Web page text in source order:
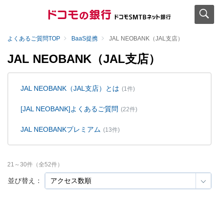
よくあるご質問TOP BaaS提携 JAL NEOBANK（JAL支店）
JAL NEOBANK（JAL支店）
JAL NEOBANK（JAL支店）とは (1件)
[JAL NEOBANK]よくあるご質問 (22件)
JAL NEOBANKプレミアム (13件)
並び替え：
21 ～30件（全52件）